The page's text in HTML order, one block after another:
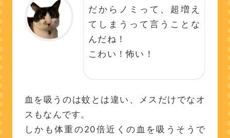
だからノミって、超増え
てしまうって言うことな
んだね！
こわい！怖い！
血を吸うのは蚊とは違い、メスだけでなオ
スもなんです。
しかも体重の20倍近くの血を吸うそうで